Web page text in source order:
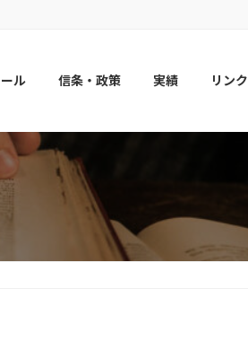
ル 信条・政策 実績 リンク